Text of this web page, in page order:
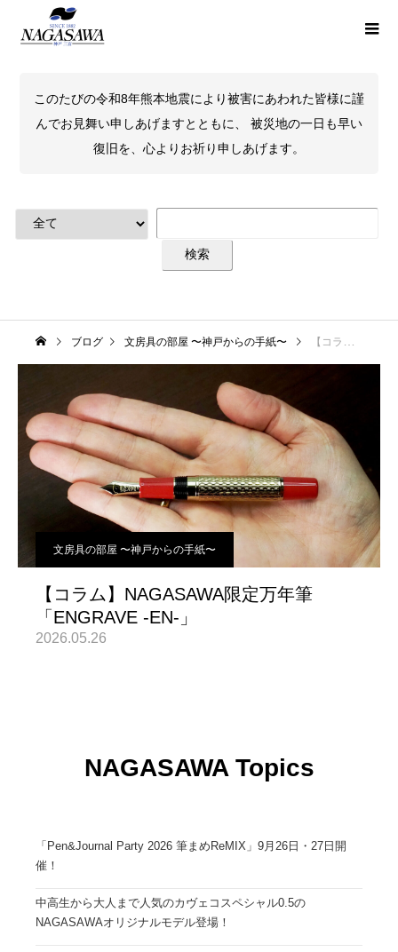
このたびの令和8年熊本地震により被害にあわれた皆様に謹
んでお見舞い申しあげますとともに、 被災地の一日も早い
復旧を、心よりお祈り申しあげます。
ブログ 文房具の部屋 〜神戸からの手紙〜 【コラム】NAGASAWA限定万年筆「ENGRAVE -EN-」
文房具の部屋 〜神戸からの手紙〜
【コラム】NAGASAWA限定万年筆
「ENGRAVE -EN-」
2026.05.26
NAGASAWA Topics
「Pen&Journal Party 2026 筆まめReMIX」9月26日・27日開
催！
中高生から大人まで人気のカヴェコスペシャル0.5の
NAGASAWAオリジナルモデル登場！